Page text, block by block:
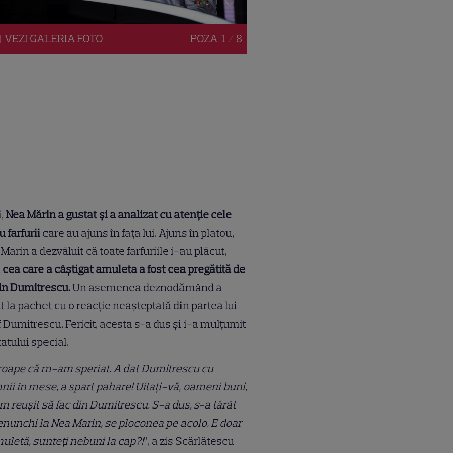
VEZI GALERIAFOTO POZA 1 / 8
Nea Mărin a gustat și a analizat cu atenție cele
farfuriicare au ajuns în fața lui. Ajuns în platou,
a dezvăluit că toate farfuriile i-au plăcut,
cea care a câștigat amuleta a fost cea pregătită de
Dumitrescu.Un asemenea deznodămând a
la pachet cu o reacție neașteptată din partea lui
Dumitrescu. Fericit, acesta s-a dus și i-a mulțumit
special.
că m-am speriat. A dat Dumitrescu cu
în mese, a spart pahare! Uitați-vă, oameni buni,
reușit să fac din Dumitrescu. S-a dus, s-a târât
la Nea Marin, se ploconea pe acolo. E doar
sunteți nebuni la cap?!”, a zis Scărlătescu